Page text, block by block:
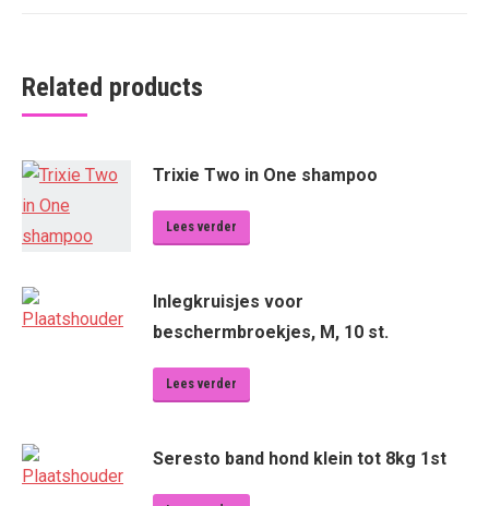
Related products
Trixie Two in One shampoo
Lees verder
Inlegkruisjes voor
beschermbroekjes, M, 10 st.
Lees verder
Seresto band hond klein tot 8kg 1st